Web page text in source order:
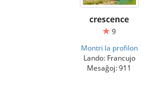
crescence
9
Montri la profilon
Lando: Francujo
Mesaĝoj: 911